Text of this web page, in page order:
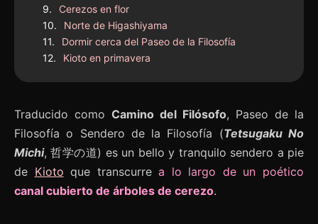
Cerezos en flor
Norte de Higashiyama
Dormir cerca del Paseo de la Filosofía
Kioto en primavera
Traducido como Camino del Filósofo, Paseo de la
Filosofía o Sendero de la Filosofía (Tetsugaku No
Michi, 哲学の道) es un bello y tranquilo sendero a pie
de Kioto que transcurrea lo largo de un poético
canal cubierto de árboles de cerezo.